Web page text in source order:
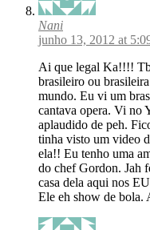
Nani
junho 13, 2012 at
Ai que legal Ka!!!!
brasileiro ou
mundo. Eu vi um
cantava opera. Vi no
aplaudido de peh.
tinha visto um video
ela!! Eu tenho uma
do chef Gordon. Jah
casa dela aqui nos
Ele eh show de bola.